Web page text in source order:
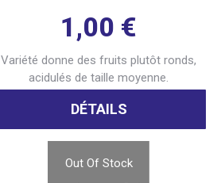
1,00 €
Variété donne des fruits plutôt ronds,
acidulés de taille moyenne.
DÉTAILS
Out Of Stock